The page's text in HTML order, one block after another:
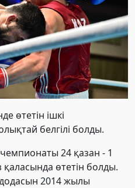
өтетін ішкі
белгілі болды.
24 қазан - 1
өтетін болды.
2014 жылы